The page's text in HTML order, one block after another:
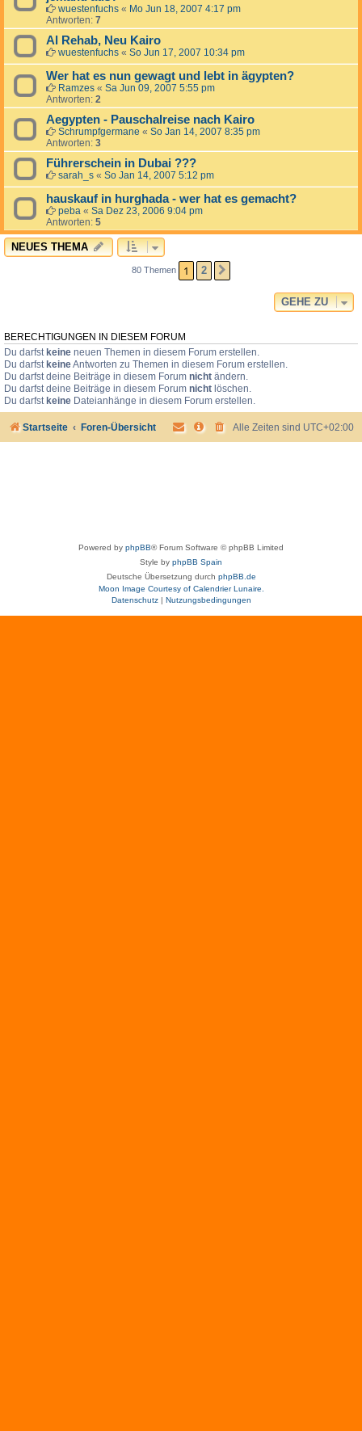
wuestenfuchs « Mo Jun 18, 2007 4:17 pm
Antworten: 7
Al Rehab, Neu Kairo
wuestenfuchs « So Jun 17, 2007 10:34 pm
Wer hat es nun gewagt und lebt in ägypten?
Ramzes « Sa Jun 09, 2007 5:55 pm
Antworten: 2
Aegypten - Pauschalreise nach Kairo
Schrumpfgermane « So Jan 14, 2007 8:35 pm
Antworten: 3
Führerschein in Dubai ???
sarah_s « So Jan 14, 2007 5:12 pm
hauskauf in hurghada - wer hat es gemacht?
peba « Sa Dez 23, 2006 9:04 pm
Antworten: 5
NEUES THEMA
80 Themen 1 2
GEHE ZU
BERECHTIGUNGEN IN DIESEM FORUM
Du darfst keine neuen Themen in diesem Forum erstellen.
Du darfst keineAntworten zu Themen in diesem Forum erstellen.
Du darfst deine Beiträge in diesem Forum nicht ändern.
Du darfst deine Beiträge in diesem Forum nicht löschen.
Du darfst keine Dateianhänge in diesem Forum erstellen.
Startseite Foren-Übersicht Alle Zeiten sind UTC+02:00
Powered by phpBB® Forum Software © phpBB Limited
Style by phpBB Spain
Deutsche Übersetzung durch phpBB.de
Moon Image Courtesy of Calendrier Lunaire.
Datenschutz| Nutzungsbedingungen